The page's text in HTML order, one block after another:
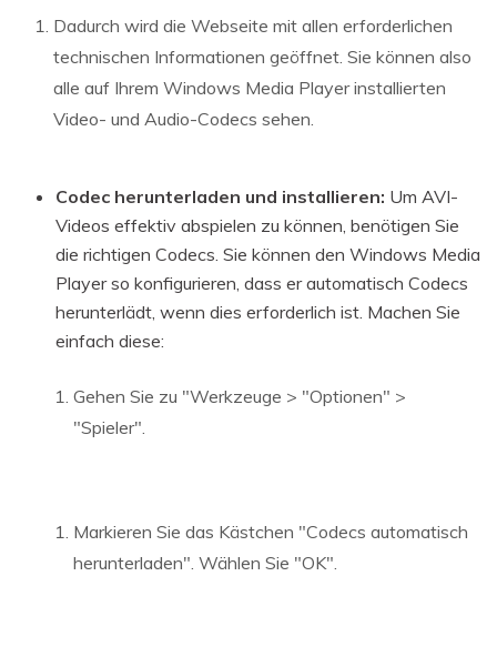
Dadurch wird die Webseite mit allen erforderlichen
technischen Informationen geöffnet. Sie können also
alle auf Ihrem Windows Media Player installierten
Video- und Audio-Codecs sehen.
Codec herunterladen und installieren: Um AVI-
Videos effektiv abspielen zu können, benötigen Sie
die richtigen Codecs. Sie können den Windows Media
Player so konfigurieren, dass er automatisch Codecs
herunterlädt, wenn dies erforderlich ist. Machen Sie
einfach diese:
Gehen Sie zu "Werkzeuge > "Optionen" >
"Spieler".
Markieren Sie das Kästchen "Codecs automatisch
herunterladen". Wählen Sie "OK".